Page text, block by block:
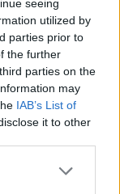
seeing
utilized by
parties prior to
the further
parties on the
may
IAB’s List of
it to other
ho preso
mi
propio li al
.Peccato
0 reazioni